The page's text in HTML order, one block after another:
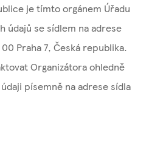
je tímto orgánem Úřadu
údajů se sídlem na adrese
Praha 7, Česká republika.
Organizátora ohledně
písemně na adrese sídla